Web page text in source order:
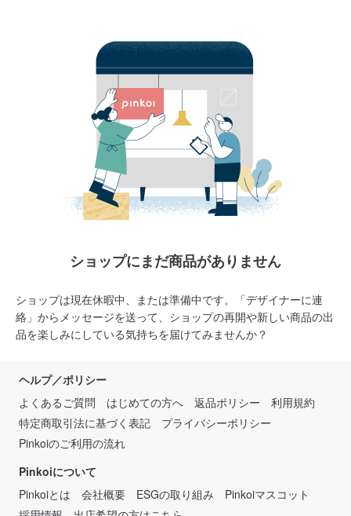
ショップにまだ商品がありません
ショップは現在休暇中、または準備中です。「デザイナーに連
絡」からメッセージを送って、ショップの再開や新しい商品の出
品を楽しみにしている気持ちを届けてみませんか？
ヘルプ／ポリシー
よくあるご質問
はじめての方へ 返品ポリシー
利用規約
特定商取引法に基づく表記
プライバシーポリシー
Pinkoiのご利用の流れ
Pinkoiについて
Pinkoiとは
会社概要 ESGの取り組み
Pinkoiマスコット